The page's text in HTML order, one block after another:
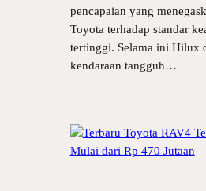
pencapaian yang
Toyota terhadap standar
tertinggi. Selama ini Hilux
kendaraan tangguh…